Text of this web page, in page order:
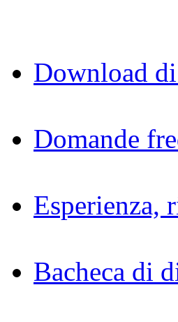
Download
Domande
Esperienza,
Bacheca di